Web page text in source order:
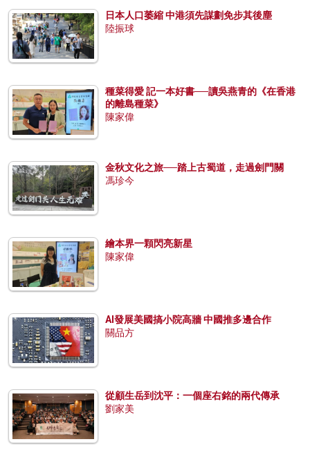
日本人口萎縮 中港須先謀劃免步其後塵
陸振球
種菜得愛 記一本好書──讀吳燕青的《在香港
的離島種菜》
陳家偉
金秋文化之旅──踏上古蜀道，走過劍門關
馮珍今
繪本界一顆閃亮新星
陳家偉
AI發展美國搞小院高牆 中國推多邊合作
關品方
從顧生岳到沈平：一個座右銘的兩代傳承
劉家美